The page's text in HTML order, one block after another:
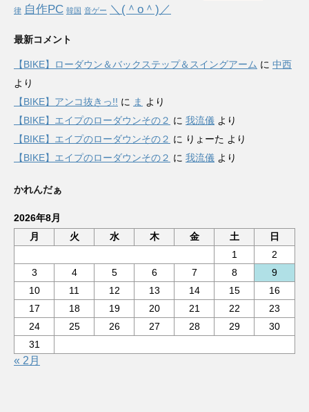
律 自作PC 韓国 音ゲー ＼(＾o＾)／
最新コメント
【BIKE】ローダウン＆バックステップ＆スイングアーム に 中西
より
【BIKE】アンコ抜きっ!! に ま より
【BIKE】エイプのローダウンその２ に 我流儀 より
【BIKE】エイプのローダウンその２ に りょーた より
【BIKE】エイプのローダウンその２ に 我流儀 より
かれんだぁ
2026年8月
月
火 水 木 金 土
日
1
2
3
4 5 6 7 8
9
10
11 12 13 14 15
16
17
18 19 20 21 22
23
24
25 26 27 28 29
30
31
« 2月